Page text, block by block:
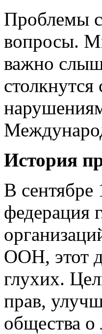
Проблемы
вопросы.
важно
История
В сентябре
федерация
ООН, этот
глухих.
прав,
общества